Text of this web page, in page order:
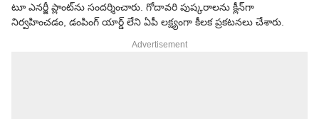
టూ ఎనర్జీ ప్లాంట్‌ను సందర్శించారు. గోదావరి పుష్కరాలను క్లీన్‌గా
నిర్వహించడం, డంపింగ్ యార్డ్ లేని ఏపీ లక్ష్యంగా కీలక ప్రకటనలు చేశారు.
Advertisement